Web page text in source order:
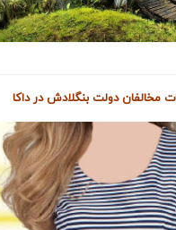
مخالفان دولت بنگلادش در داکا